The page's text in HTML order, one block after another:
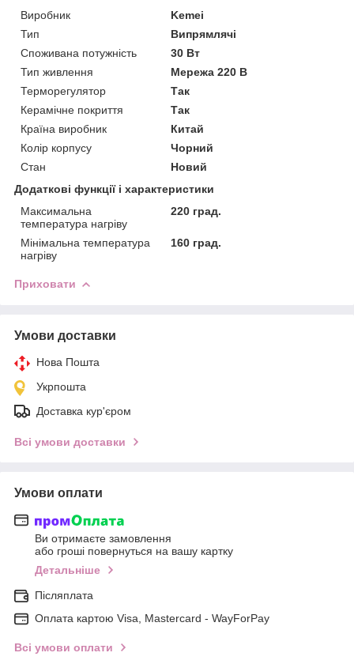
Виробник
Kemei
Тип
Випрямлячі
Споживана потужність
30 Вт
Тип живлення
Мережа 220 В
Терморегулятор
Так
Керамічне покриття
Так
Країна виробник
Китай
Колір корпусу
Чорний
Стан
Новий
Додаткові функції і характеристики
Максимальна
температура нагріву
220 град.
Мінімальна температура
нагріву
160 град.
Приховати
Умови доставки
Нова Пошта
Укрпошта
Доставка кур'єром
Всі умови доставки
Умови оплати
Ви отримаєте замовлення
або гроші повернуться на вашу картку
Детальніше
Післяплата
Оплата картою Visa, Mastercard - WayForPay
Всі умови оплати